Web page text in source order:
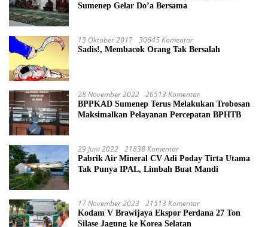
Sumenep Gelar Do’a Bersama
13 Oktober 2017 30645 Komentar
Sadis!, Membacok Orang Tak Bersalah
28 November 2022 26513 Komentar
BPPKAD Sumenep Terus Melakukan Trobosan
Maksimalkan Pelayanan Percepatan BPHTB
29 Juni 2022 21838 Komentar
Pabrik Air Mineral CV Adi Poday Tirta Utama
Tak Punya IPAL, Limbah Buat Mandi
17 November 2023 21513 Komentar
Kodam V Brawijaya Ekspor Perdana 27 Ton
Silase Jagung ke Korea Selatan